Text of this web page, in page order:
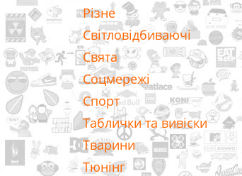
Різне
Світловідбиваючі
Свята
Соцмережі
Спорт
Таблички та вивіски
Тварини
Тюнінг